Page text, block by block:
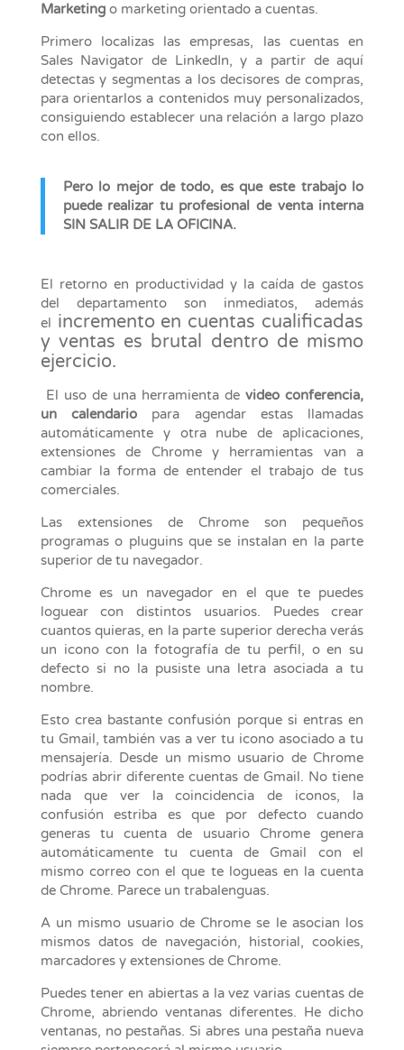
Marketingo marketing orientado a cuentas.
Primero localizas las empresas, las cuentas en
Sales Navigator de LinkedIn, y a partir de aquí
detectas y segmentas a los decisores de compras,
para orientarlos a contenidos muy personalizados,
consiguiendo establecer una relación a largo plazo
con ellos.
Pero lo mejor de todo, es que este trabajo lo
puede realizar tu profesional de venta interna
SIN SALIR DE LA OFICINA.
El retorno en productividad y la caída de gastos
del departamento son inmediatos, además
el
incremento en cuentas cualificadas
y ventas es brutal dentro de mismo
ejercicio.
El uso de una herramienta devideo conferencia,
un calendario para agendar estas llamadas
automáticamente y otra nube de aplicaciones,
extensiones de Chrome y herramientas van a
cambiar la forma de entender el trabajo de tus
comerciales.
Las extensiones de Chrome son pequeños
programas o pluguins que se instalan en la parte
superior de tu navegador.
Chrome es un navegador en el que te puedes
loguear con distintos usuarios. Puedes crear
cuantos quieras, en la parte superior derecha verás
un icono con la fotografía de tu perfil, o en su
defecto si no la pusiste una letra asociada a tu
nombre.
Esto crea bastante confusión porque si entras en
tu Gmail, también vas a ver tu icono asociado a tu
mensajería. Desde un mismo usuario de Chrome
podrías abrir diferente cuentas de Gmail. No tiene
nada que ver la coincidencia de iconos, la
confusión estriba es que por defecto cuando
generas tu cuenta de usuario Chrome genera
automáticamente tu cuenta de Gmail con el
mismo correo con el que te logueas en la cuenta
de Chrome. Parece un trabalenguas.
A un mismo usuario de Chrome se le asocian los
mismos datos de navegación, historial, cookies,
marcadores y extensiones de Chrome.
Puedes tener en abiertas a la vez varias cuentas de
Chrome, abriendo ventanas diferentes. He dicho
ventanas, no pestañas. Si abres una pestaña nueva